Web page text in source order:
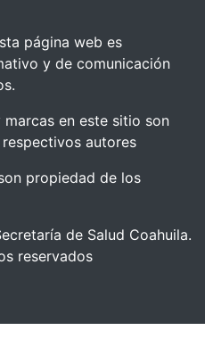
página web es
y de comunicación
en este sitio son
autores
propiedad de los
de Salud Coahuila.
reservados